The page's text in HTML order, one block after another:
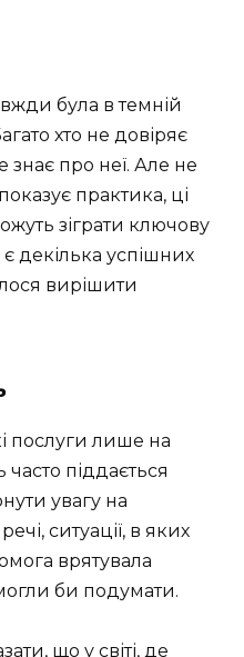
була в темній
хто не довіряє
знає про неї. Але не
практика, ці
зіграти ключову
декілька успішних
вирішити
послуги лише на
часто піддається
увагу на
ситуації, в яких
врятувала
би подумати.
що у світі, де